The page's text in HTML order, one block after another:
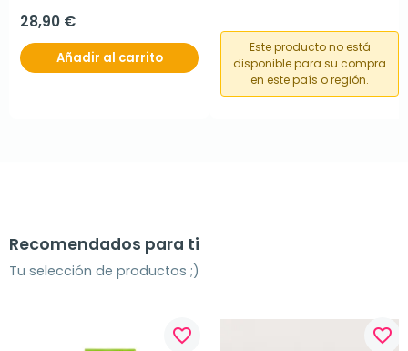
28,90 €
Añadir al carrito
Este producto no está
disponible para su compra
en este país o región.
Recomendados para ti
Tu selección de productos ;)
favorite_border favorite_border